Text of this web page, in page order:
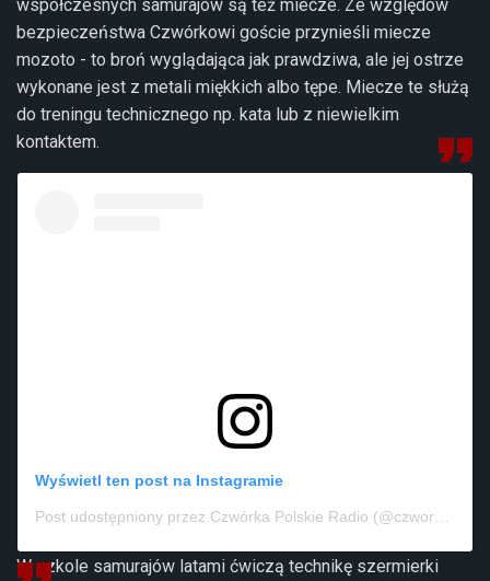
współczesnych samurajów są też miecze. Ze względów
bezpieczeństwa Czwórkowi goście przynieśli miecze
mozoto - to broń wyglądająca jak prawdziwa, ale jej ostrze
wykonane jest z metali miękkich albo tępe. Miecze te służą
do treningu technicznego np. kata lub z niewielkim
kontaktem.
Wyświetl ten post na Instagramie
W szkole samurajów latami ćwiczą technikę szermierki